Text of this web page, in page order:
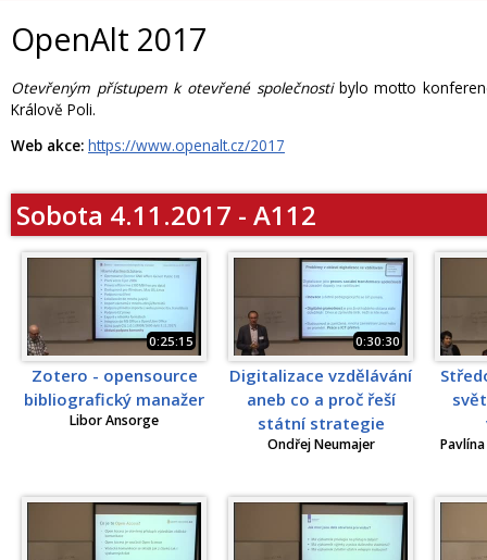
OpenAlt 2017
Otevřeným přístupem k otevřené společnostibylo motto
Králově Poli.
Web akce: https://www.openalt.cz/2017
Sobota 4.11.2017 - A112
0:25:15
Zotero - opensource
bibliografický manažer
Libor Ansorge
0:30:30
Digitalizace vzdělávání
aneb co a proč řeší
státní strategie
Ondřej Neumajer